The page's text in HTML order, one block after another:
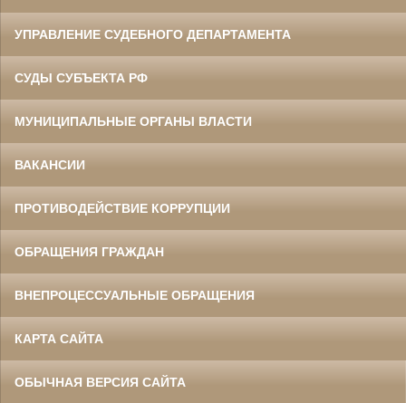
УПРАВЛЕНИЕ СУДЕБНОГО ДЕПАРТАМЕНТА
СУДЫ СУБЪЕКТА РФ
МУНИЦИПАЛЬНЫЕ ОРГАНЫ ВЛАСТИ
ВАКАНСИИ
ПРОТИВОДЕЙСТВИЕ КОРРУПЦИИ
ОБРАЩЕНИЯ ГРАЖДАН
ВНЕПРОЦЕССУАЛЬНЫЕ ОБРАЩЕНИЯ
КАРТА САЙТА
ОБЫЧНАЯ ВЕРСИЯ САЙТА